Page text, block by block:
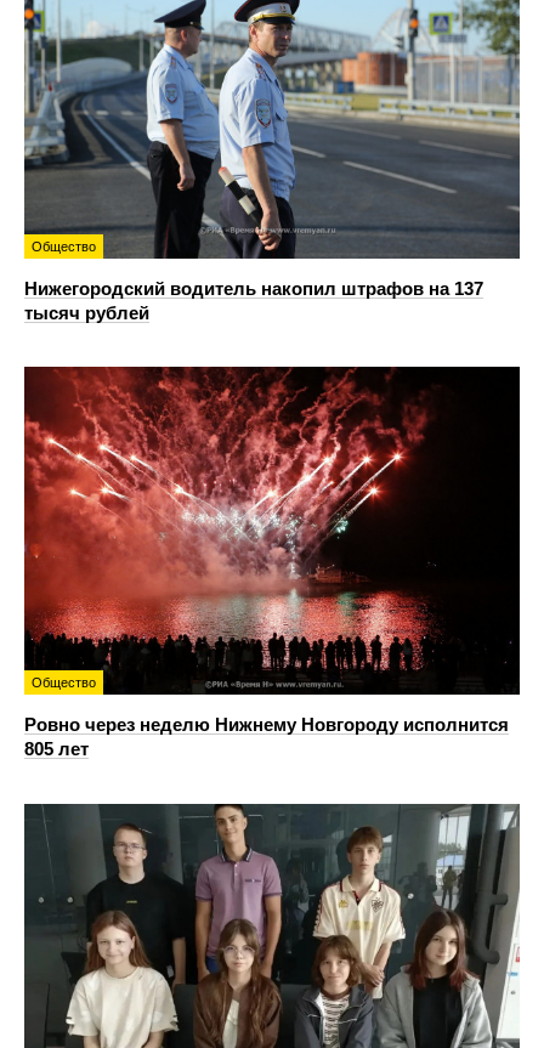
Общество
Нижегородский водитель накопил штрафов на 137
тысяч рублей
Общество
Ровно через неделю Нижнему Новгороду исполнится
805 лет